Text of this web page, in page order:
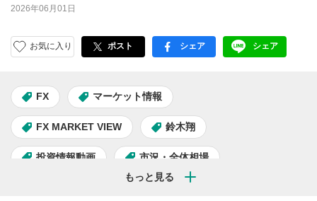
2026年06月01日
お気に入り ポスト facebook
シェア LINE
シェア
FX マーケット情報
FX MARKET VIEW 鈴木翔
投資情報動画 市況・全体相場